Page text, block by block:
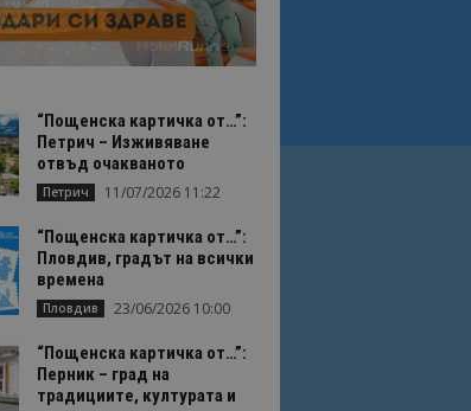
“Пощенска картичка от…”:
Петрич – Изживяване
отвъд очакваното
Петрич 11/07/2026 11:22
“Пощенска картичка от…”:
Пловдив, градът на всички
времена
Пловдив 23/06/2026 10:00
“Пощенска картичка от…”:
Перник – град на
традициите, културата и